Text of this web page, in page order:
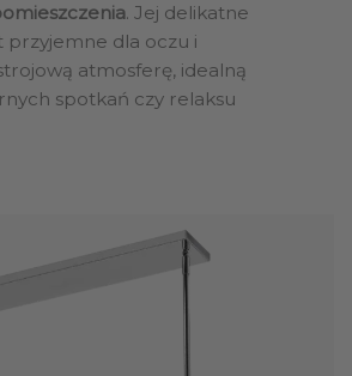
. Jej delikatne
przyjemne dla oczu i
atmosferę, idealną
spotkań czy relaksu